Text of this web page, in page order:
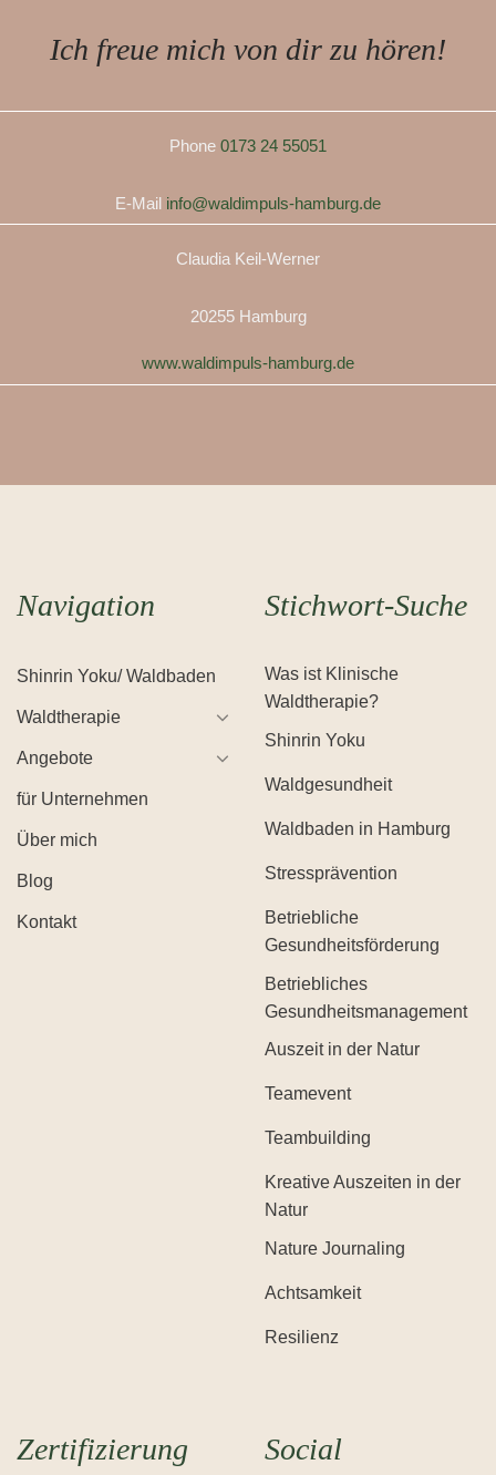
Ich freue mich von dir zu hören!
Phone 0173 24 55051
E-Mail info@waldimpuls-hamburg.de
Claudia Keil-Werner
20255 Hamburg
www.waldimpuls-hamburg.de
Navigation
Shinrin Yoku/ Waldbaden
Waldtherapie
Angebote
für Unternehmen
Über mich
Blog
Kontakt
Stichwort-Suche
Was ist Klinische
Waldtherapie?
Shinrin Yoku
Waldgesundheit
Waldbaden in Hamburg
Stressprävention
Betriebliche
Gesundheitsförderung
Betriebliches
Gesundheitsmanagement
Auszeit in der Natur
Teamevent
Teambuilding
Kreative Auszeiten in der
Natur
Nature Journaling
Achtsamkeit
Resilienz
Zertifizierung Social